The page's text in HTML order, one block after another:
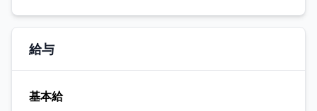
給与
基本給